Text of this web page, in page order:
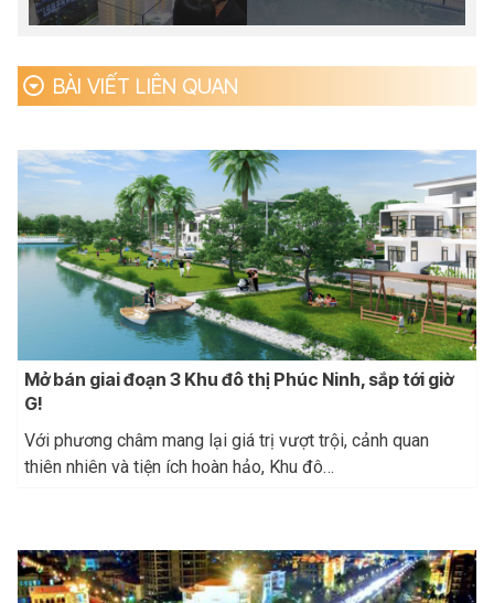
BÀI VIẾT LIÊN QUAN
Mở bán giai đoạn 3 Khu đô thị Phúc Ninh, sắp tới giờ
G!
Với phương châm mang lại giá trị vượt trội, cảnh quan
thiên nhiên và tiện ích hoàn hảo, Khu đô…